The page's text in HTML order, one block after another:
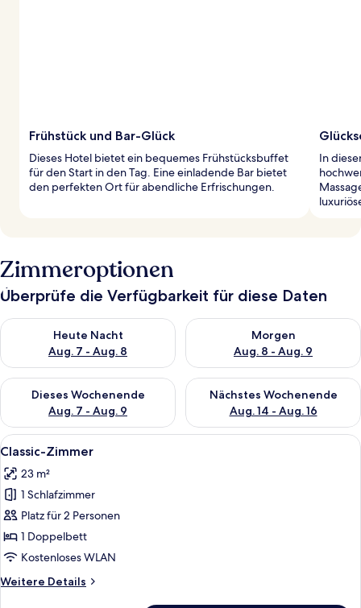
Frühstück und Bar-Glück
Dieses Hotel bietet ein bequemes Frühstücksbuffet
für den Start in den Tag. Eine einladende Bar bietet
den perfekten Ort für abendliche Erfrischungen.
In
Zimmeroptionen
Überprüfe die Verfügbarkeit für diese Daten
Heute Nacht
Aug. 7 - Aug. 8
Überprüfe die Verfügbarkeit für heute Nacht, Aug. 7 - Aug. 8.
Morgen
Aug. 8 - Aug. 9
Überprüfe die Verfügbarkeit
Dieses Wochenende
Aug. 7 - Aug. 9
Überprüfe die Verfügbarkeit für dieses Wochenende, Aug. 7
Nächstes Wochenende
Aug. 14 - Aug. 16
Überprüfe die Verfügbarkeit
Alle
Fotos
für
Classic-
Zimmer
anzeigen
Ein Hotelzimmer mit einem großen
5
Classic-Zimmer
23 m²
1 Schlafzimmer
Platz für 2 Personen
1 Doppelbett
Kostenloses WLAN
Weitere Details
Weitere